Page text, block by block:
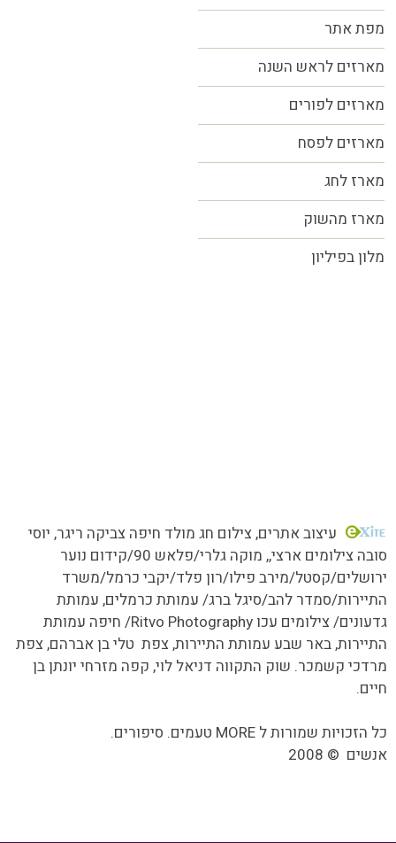
מפת אתר
מארזים לראש השנה
מארזים לפורים
מארזים לפסח
מארז לחג
מארז מהשוק
מלון בפיליון
עיצוב אתרים, צילום חג מולד חיפה צביקה ריגר, יוסי
סובה צילומים ארצי,, מוקה גלרי/
פלאש 90/קידום נוער
ירושלים/קסטל/מירב פילו/רון פלד/יקבי כרמל/משרד
התיירות/סמדר להב/סיגל ברג/ עמותת כרמלים, עמותת
גדעונים/ צילומים עכו Ritvo Photography/ חיפה עמותת
התיירות, באר שבע עמותת התיירות, צפת טלי בן אברהם, צפת
מרדכי קשמכר. שוק התקווה דניאל לוי, קפה מזרחי יונתן בן
חיים.
כל הזכויות שמורות ל MORE טעמים. סיפורים.
אנשים ©
2008